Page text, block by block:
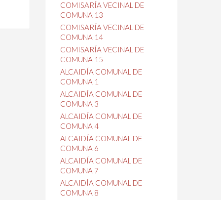
COMISARÍA VECINAL DE
COMUNA 13
COMISARÍA VECINAL DE
COMUNA 14
COMISARÍA VECINAL DE
COMUNA 15
ALCAIDÍA COMUNAL DE
COMUNA 1
ALCAIDÍA COMUNAL DE
COMUNA 3
ALCAIDÍA COMUNAL DE
COMUNA 4
ALCAIDÍA COMUNAL DE
COMUNA 6
ALCAIDÍA COMUNAL DE
COMUNA 7
ALCAIDÍA COMUNAL DE
COMUNA 8